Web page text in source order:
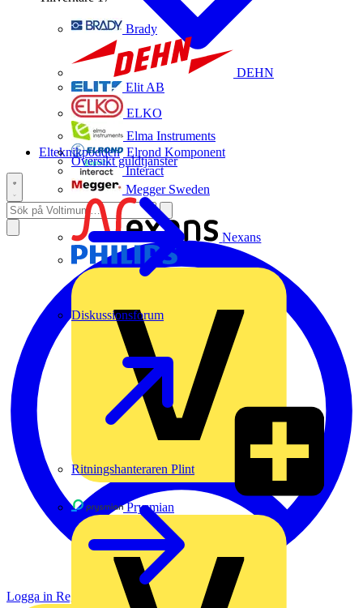
Brady
DEHN
Elit AB
ELKO
Elma Instruments
Elrond Komponent
Interact
Megger Sweden
Nexans
Prysmian
Översikt guldtjänster
Diskussionsforum
Ritningshanteraren Plint
Elteknikpodden
Logga in Registrera dig